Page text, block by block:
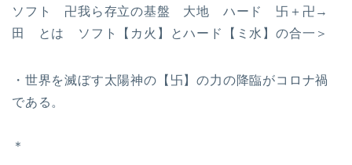
ソフト 卍我ら存立の基盤 大地 ハード 卐＋卍→
田 とは ソフト【カ火】とハード【ミ水】の合一＞
・世界を滅ぼす太陽神の【卐】の力の降臨がコロナ禍
である。
＊